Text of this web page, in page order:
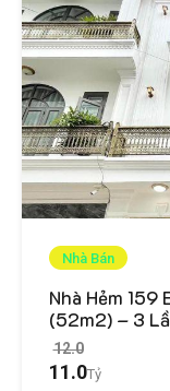
Nhà Bán
Nhà Hẻm
(52m2) – 3
11.0
12.0
Tỷ